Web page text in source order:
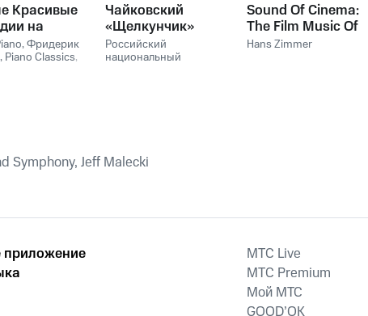
Красивые
на
,Фридерик
, Piano Classics,
Чайковский
«Щелкунчик»
Российский
национальный
Sound Of Cinema:
The Film Music Of
Hans Zimmer
Hans Zimmer
Symphony, Jeff Malecki
приложение
MTС Live
MTС Premium
Мой МТС
GOOD’OK